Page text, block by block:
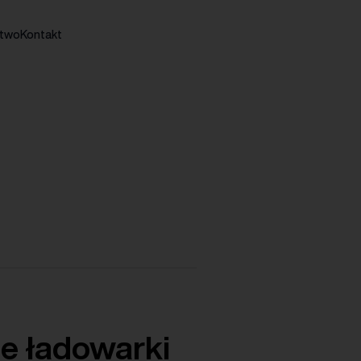
Kontakt
ładowarki